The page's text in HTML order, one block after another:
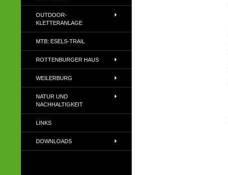
OUTDOOR-
KLETTERANLAGE
MTB: ESELS-TRAIL
ROTTENBURGER HAUS
WEILERBURG
NATUR UND
NACHHALTIGKEIT
LINKS
DOWNLOADS